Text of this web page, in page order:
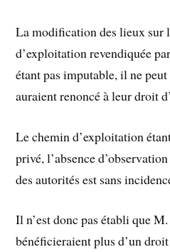
La modification des lieux sur
d’exploitation revendiquée
étant pas imputable, il ne
auraient renoncé à leur droit
Le chemin d’exploitation
privé, l’absence
des autorités est sans
Il n’est donc pas établi que
bénéficieraient plus d’un